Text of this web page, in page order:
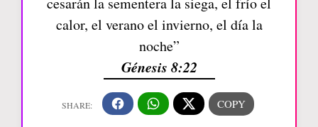
calor, el verano el invierno, el día la
noche”
Génesis 8:22